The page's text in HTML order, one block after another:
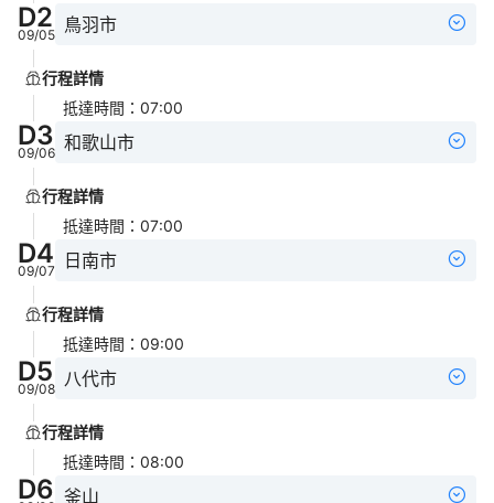
D2
09/05 鳥羽市
行程詳情
抵達時間 ： 07:00
D3
09/06 和歌山市
行程詳情
抵達時間 ： 07:00
D4
09/07 日南市
行程詳情
抵達時間 ： 09:00
D5
09/08 八代市
行程詳情
抵達時間 ： 08:00
D6 釜山